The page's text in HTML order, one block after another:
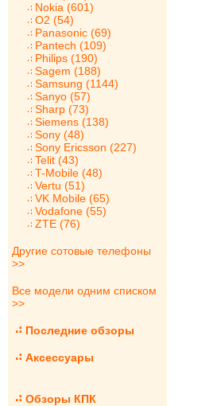
Nokia (601)
O2 (54)
Panasonic (69)
Pantech (109)
Philips (190)
Sagem (188)
Samsung (1144)
Sanyo (57)
Sharp (73)
Siemens (138)
Sony (48)
Sony Ericsson (227)
Telit (43)
T-Mobile (48)
Vertu (51)
VK Mobile (65)
Vodafone (55)
ZTE (76)
Другие сотовые телефоны
>>
Все модели одним списком
>>
Последние обзоры
Аксессуары
Обзоры КПК